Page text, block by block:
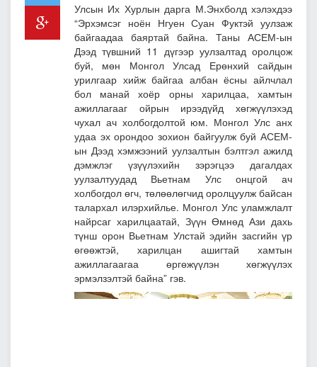
Улсын Их Хурлын дарга М.Энхболд хэлэхдээ
“Эрхэмсэг ноён Нгуен Суан Фуктэй уулзаж
байгаадаа баяртай байна. Таны АСЕМ-ын
Дээд түвшний 11 дүгээр уулзалтад оролцож
буй, мөн Монгол Улсад Ерөнхий сайдын
урилгаар хийж байгаа албан ёсны айлчлал
бол манай хоёр орны харилцаа, хамтын
ажиллагааг ойрын ирээдүйд хөгжүүлэхэд
чухал ач холбогдолтой юм. Монгол Улс анх
удаа эх орондоо зохион байгуулж буй АСЕМ-
ын Дээд хэмжээний уулзалтын бэлтгэл ажилд
дэмжлэг үзүүлэхийн зэрэгцээ дагалдах
уулзалтуудад Вьетнам Улс онцгой ач
холбогдол өгч, төлөөлөгчид оролцуулж байсан
талархал илэрхийлье. Монгол Улс уламжлалт
найрсаг харилцаатай, Зүүн Өмнөд Ази дахь
түнш орон Вьетнам Улстай эдийн засгийн үр
өгөөжтэй, харилцан ашигтай хамтын
ажиллагаагаа өргөжүүлэн хөгжүүлэх
эрмэлзэлтэй байна” гэв.